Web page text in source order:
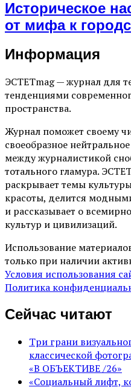
Историческое
от мифа к
Информация
ЭСТЕТmag — журнал для
тенденциями
пространства.
Журнал поможет своему
своеобразное
между журналистикой
тотального гламура.
раскрывает темы
красоты, делится
и рассказывает о
культур и цивилизаций.
Использование
только при наличии
Условия использования
Политика
Сейчас читают
Три грани
классической
«В ОБЪЕКТИВЕ /26»
«Социальный лифт,